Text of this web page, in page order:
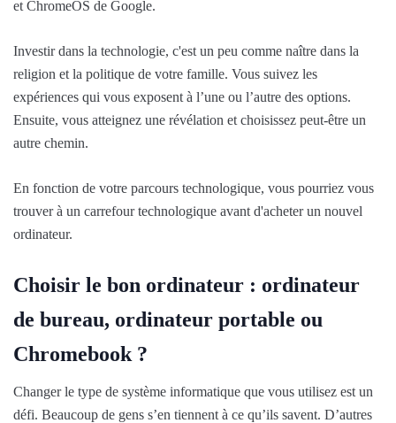
et ChromeOS de Google.
Investir dans la technologie, c'est un peu comme naître dans la
religion et la politique de votre famille. Vous suivez les
expériences qui vous exposent à l’une ou l’autre des options.
Ensuite, vous atteignez une révélation et choisissez peut-être un
autre chemin.
En fonction de votre parcours technologique, vous pourriez vous
trouver à un carrefour technologique avant d'acheter un nouvel
ordinateur.
Choisir le bon ordinateur : ordinateur
de bureau, ordinateur portable ou
Chromebook ?
Changer le type de système informatique que vous utilisez est un
défi. Beaucoup de gens s’en tiennent à ce qu’ils savent. D’autres